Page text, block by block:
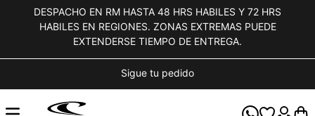
DESPACHO EN RM HASTA 48 HRS HABILES Y 72 HRS
HABILES EN REGIONES. ZONAS EXTREMAS PUEDE
EXTENDERSE TIEMPO DE ENTREGA.
Sigue tu pedido